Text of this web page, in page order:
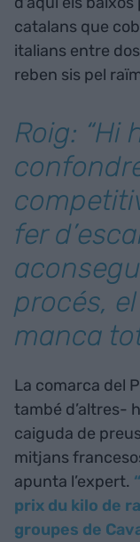
catalans que
italians entre
reben sis pel
Roig: “Hi
fer
procés,
manca
La comarca del
també d’altres-
caiguda de
mitjans
apunta l’expert.
prix du kilo de
groupes de